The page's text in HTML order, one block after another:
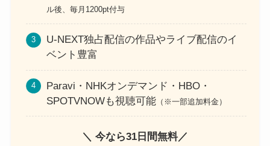
ル後、毎月1200pt付与
U-NEXT独占配信の作品やライブ配信のイ
ベント豊富
Paravi・NHKオンデマンド・HBO・
SPOTVNOWも視聴可能 （※一部追加料金）
＼ 今なら31日間無料／